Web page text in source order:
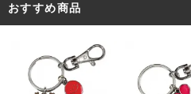
おすすめ商品